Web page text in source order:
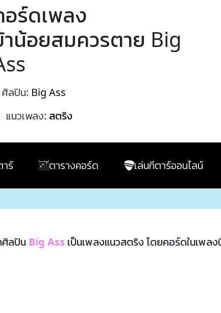
อร์ดเพลง
น้อยสมควรตาย Big
ศิลปิน: Big Ass
แนวเพลง: สตริง
ร์ ตารางคอร์ด เล่นกีตาร์ออนไลน์
ศิลปิน Big Ass เป็นเพลงแนวสตริง โดยคอร์ดในเพล